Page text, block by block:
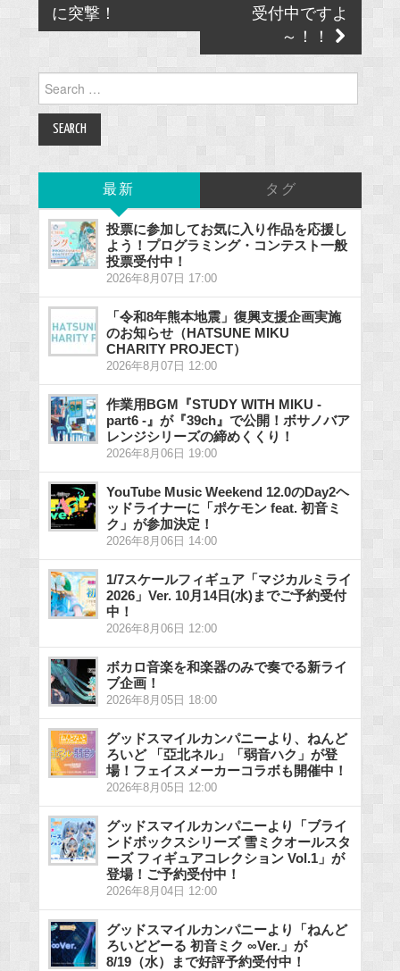
に突撃！
受付中ですよ
～！！
for:
最新 タグ
投票に参加してお気に入り作品を応援し
よう！プログラミング・コンテスト一般
投票受付中！
2026年8月07日 17:00
「令和8年熊本地震」復興支援企画実施
のお知らせ（HATSUNE MIKU
CHARITY PROJECT）
2026年8月07日 12:00
作業用BGM『STUDY WITH MIKU -
part6 -』が『39ch』で公開！ボサノバア
レンジシリーズの締めくくり！
2026年8月06日 19:00
YouTube Music Weekend 12.0のDay2ヘ
ッドライナーに「ポケモン feat. 初音ミ
ク」が参加決定！
2026年8月06日 14:00
1/7スケールフィギュア「マジカルミライ
2026」Ver. 10月14日(水)までご予約受付
中！
2026年8月06日 12:00
ボカロ音楽を和楽器のみで奏でる新ライ
ブ企画！
2026年8月05日 18:00
グッドスマイルカンパニーより、ねんど
ろいど 「亞北ネル」「弱音ハク」が登
場！フェイスメーカーコラボも開催中！
2026年8月05日 12:00
グッドスマイルカンパニーより「ブライ
ンドボックスシリーズ 雪ミクオールスタ
ーズ フィギュアコレクション Vol.1」が
登場！ご予約受付中！
2026年8月04日 12:00
グッドスマイルカンパニーより「ねんど
ろいどどーる 初音ミク ∞Ver.」が
8/19（水）まで好評予約受付中！